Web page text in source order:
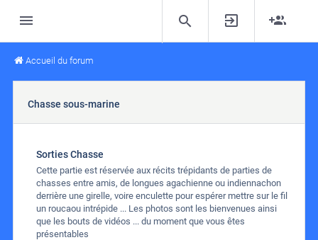
Accueil du forum
Chasse sous-marine
Sorties Chasse
Cette partie est réservée aux récits trépidants de parties de
chasses entre amis, de longues agachienne ou indiennachon
derrière une girelle, voire enculette pour espérer mettre sur le fil
un roucaou intrépide ... Les photos sont les bienvenues ainsi
que les bouts de vidéos ... du moment que vous êtes
présentables